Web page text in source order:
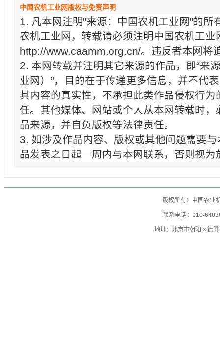
中国农机工业网版权与免责声明
1. 凡本网注明"来源：中国农机工业网"的所
农机工业网，转载请必须注明中国农机工业
http://www.caamm.org.cn/。违反者本网将
2. 本网转载并注明其它来源的作品，即“来
业网）”，目的在于传递更多信息，并不代
其内容的真实性，不承担此类作品侵权行为
任。其他媒体、网站或个人从本网转载时，
品来源，并自负版权等法律责任。
3. 如涉及作品内容、版权或其他问题需要
品发表之日起一周内与本网联系，否则视为
版权所有：中国农
联系电话：010-
地址：北京市朝阳区德